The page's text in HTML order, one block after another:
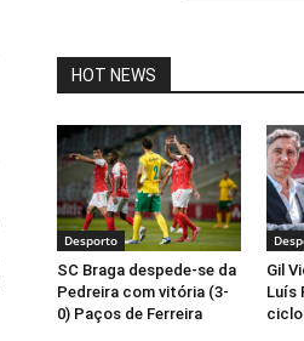
HOT NEWS
Desporto
SC Braga despede-se da
Pedreira com vitória (3-
0) Paços de Ferreira
Gil
Luís
ciclo